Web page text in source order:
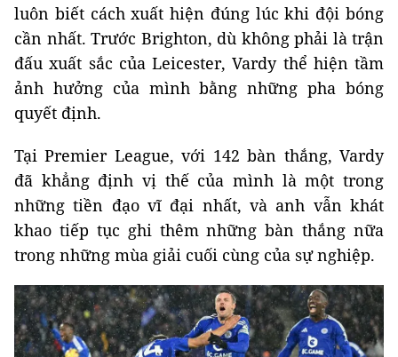
luôn biết cách xuất hiện đúng lúc khi đội bóng
cần nhất. Trước Brighton, dù không phải là trận
đấu xuất sắc của Leicester, Vardy thể hiện tầm
ảnh hưởng của mình bằng những pha bóng
quyết định.
Tại Premier League, với 142 bàn thắng, Vardy
đã khẳng định vị thế của mình là một trong
những tiền đạo vĩ đại nhất, và anh vẫn khát
khao tiếp tục ghi thêm những bàn thắng nữa
trong những mùa giải cuối cùng của sự nghiệp.